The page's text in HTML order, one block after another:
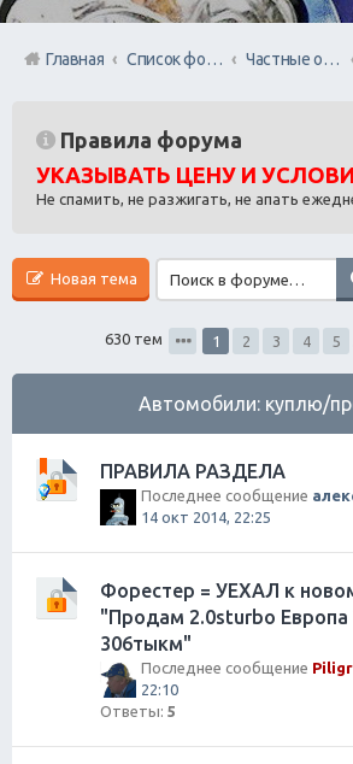
Главная Список форумов Частные объявления. Режим отношений As Is
Правила форума
УКАЗЫВАТЬ ЦЕНУ И
Не спамить, не разжигать, не апать
Новая тема
630 тем 1 2 3 4 5
Автомобили: куплю/
ПРАВИЛА РАЗДЕЛА
Последнее сообщение
14 окт 2014, 22:25
Форестер = УЕХАЛ к
"Продам 2.0sturbo Европа
306тыкм"
Последнее сообщение
22:10
Ответы: 5